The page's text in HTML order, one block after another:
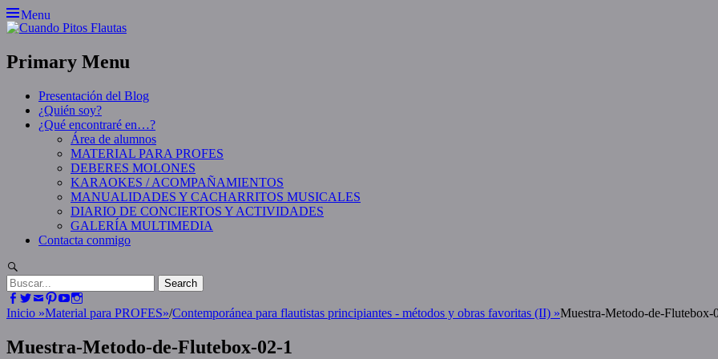
Skip
to
Menu
Primary Menu
Presentación del Blog
¿Quién soy?
¿Qué encontraré en…?
Área de alumnos
MATERIAL PARA PROFES
DEBERES MOLONES
KARAOKES / ACOMPAÑAMIENTOS
MANUALIDADES Y CACHARRITOS MUSICALES
DIARIO DE CONCIERTOS Y ACTIVIDADES
GALERÍA MULTIMEDIA
Contacta conmigo
Search
for:Facebook
Twitter
EmailPinterest
YouTube
Inicio »Material para PROFES»/Contemporánea para flautistas principiantes - métodos y obras favoritas (II) »Muestra-Metodo-de-Flutebox-
Muestra-Metodo-de-Flutebox-02-1